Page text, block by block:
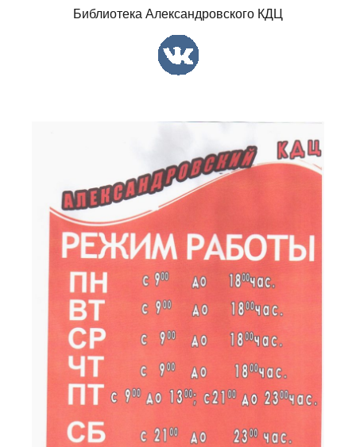
Библиотека Александровского КДЦ